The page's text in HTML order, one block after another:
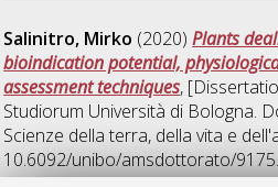
Salinitro, Mirko (2020)Plants
bioindication potential,
assessment techniques,
Studiorum Università di Bologna.
Scienze della terra, della vita e
10.6092/unibo/amsdottorato/9175.